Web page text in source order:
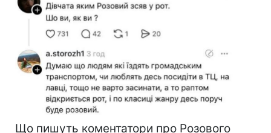
Що пишуть коментатори про Розового